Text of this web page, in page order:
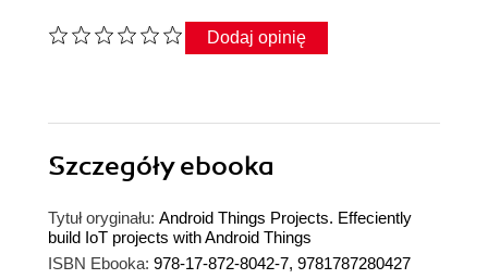
Dodaj opinię
Szczegółyebooka
Tytuł oryginału: Android Things Projects. Effeciently
build IoT projects with Android Things
ISBN Ebooka: 978-17-872-8042-7, 9781787280427